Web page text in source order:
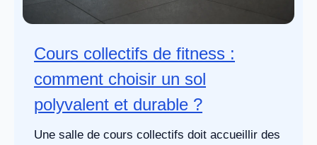
Cours collectifs de fitness :
comment choisir un sol
polyvalent et durable ?
Une salle de cours collectifs doit accueillir des